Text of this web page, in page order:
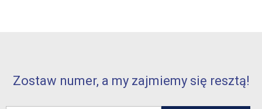
Zostaw numer, a my zajmiemy się resztą!